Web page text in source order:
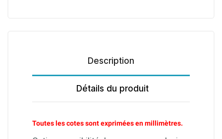
Description
Détails du produit
Toutes les cotes sont exprimées en millimètres.